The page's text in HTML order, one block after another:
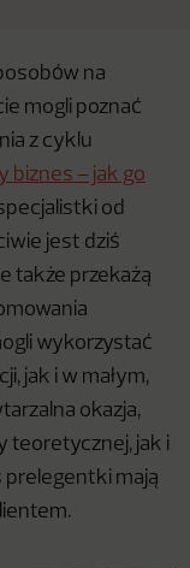
na
mogli poznać
z cyklu
biznes – jak go
od
jest dziś
także przekażą
wykorzystać
jak i w małym,
okazja,
teoretycznej, jak i
prelegentki mają